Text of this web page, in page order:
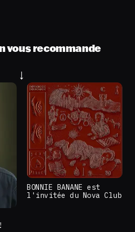
vous recommande
BONNIE BANANE est
l'invitée du Nova Club